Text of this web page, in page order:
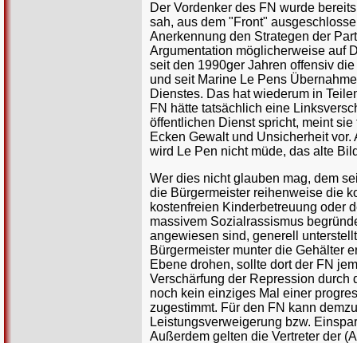
Der Vordenker des FN wurde
sah, aus dem "Front"
Anerkennung den Strategen der
Argumentation möglicherweise auf
seit den 1990ger Jahren offensiv
und seit Marine Le Pens
Dienstes. Das hat wiederum in
FN hätte tatsächlich eine
öffentlichen Dienst spricht, meint
Ecken Gewalt und Unsicherheit
wird Le Pen nicht müde, das alte
Wer dies nicht glauben mag, dem
die Bürgermeister reihenweise die
kostenfreien Kinderbetreuung oder
massivem Sozialrassismus
angewiesen sind, generell
Bürgermeister munter die Gehälter
Ebene drohen, sollte dort der FN
Verschärfung der Repression durch
noch kein einziges Mal einer
zugestimmt. Für den FN kann
Leistungsverweigerung bzw.
Außerdem gelten die Vertreter der